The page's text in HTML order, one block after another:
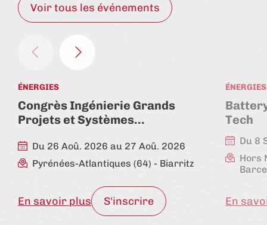
Voir tous les événements
ÉNERGIES
Congrès Ingénierie Grands
Projets et Systèmes…
Du 26 Aoû. 2026 au 27 Aoû. 2026
Pyrénées-Atlantiques (64) - Biarritz
En savoir plus S'inscrire
ÉNERGIES
Tech
Du 8
Hors
En